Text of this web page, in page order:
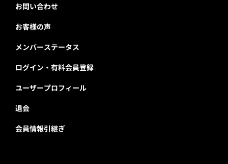
お問い合わせ
お客様の声
メンバーステータス
ログイン・有料会員登録
ユーザープロフィール
退会
会員情報引継ぎ